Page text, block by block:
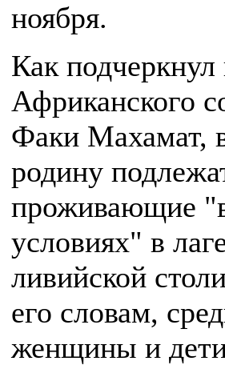
ноября.
Как
Африканского
Факи Махамат,
родину
проживающие
условиях" в
ливийской
его словам,
женщины и